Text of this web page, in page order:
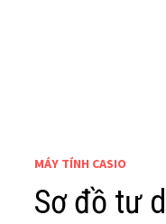
MÁY TÍNH CASIO
Sơ đồ tư